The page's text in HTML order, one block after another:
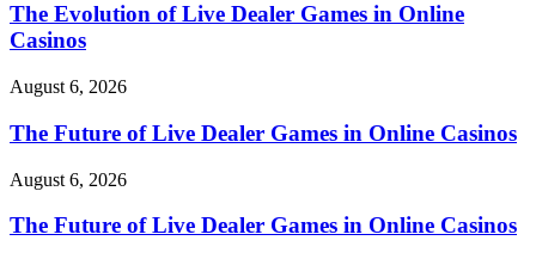
The Evolution of Live Dealer Games in Online
Casinos
August 6, 2026
The Future of Live Dealer Games in Online Casinos
August 6, 2026
The Future of Live Dealer Games in Online Casinos